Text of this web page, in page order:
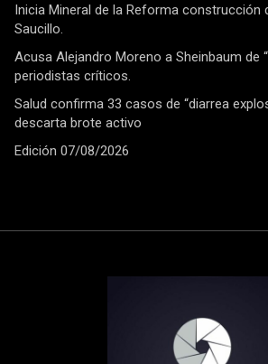
Inicia Mineral de la Reforma construcción
Saucillo.
Acusa Alejandro Moreno a Sheinbaum de
periodistas críticos.
Salud confirma 33 casos de “diarrea
descarta brote activo
Edición 07/08/2026